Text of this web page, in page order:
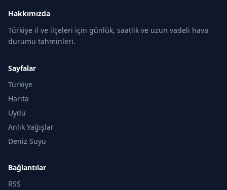
Hakkımızda
Türkiye il ve ilçeleri için günlük, saatlik ve uzun vadeli hava
durumu tahminleri.
Sayfalar
Türkiye
Harita
Uydu
Anlık Yağışlar
Deniz Suyu
Bağlantılar
RSS